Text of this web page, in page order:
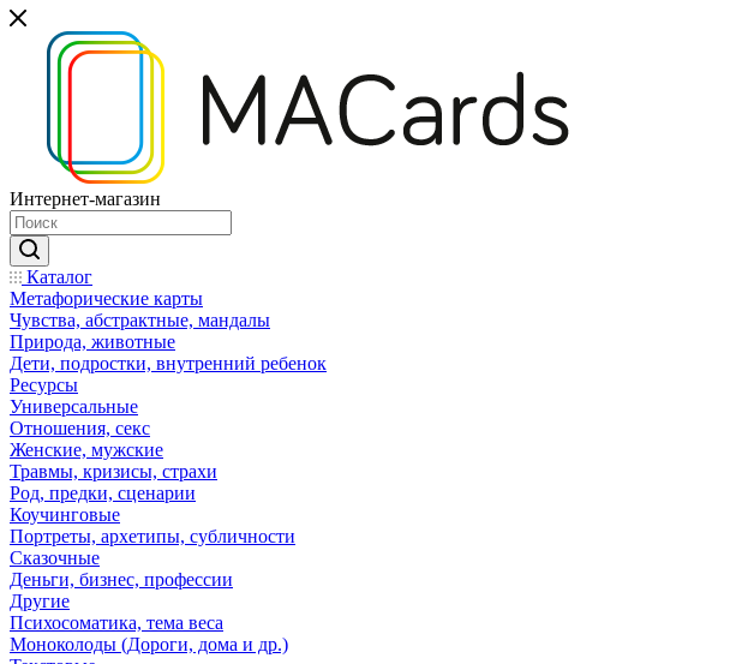
Интернет-магазин
Каталог
Mетафорические карты
Чувства, абстрактные, мандалы
Природа, животные
Дети, подростки, внутренний ребенок
Ресурсы
Универсальные
Отношения, секс
Женские, мужские
Травмы, кризисы, страхи
Род, предки, сценарии
Коучинговые
Портреты, архетипы, субличности
Сказочные
Деньги, бизнес, профессии
Другие
Психосоматика, тема веса
Моноколоды (Дороги, дома и др.)